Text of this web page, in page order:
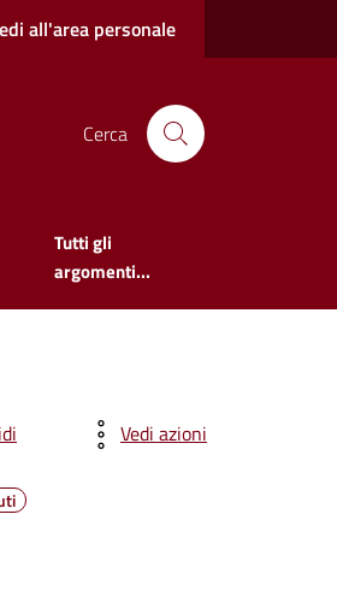
all'area personale
Cerca
Tutti gli
argomenti...
Vedi azioni